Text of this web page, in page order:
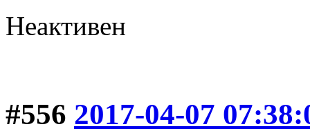
Неактивен
#556 2017-04-07